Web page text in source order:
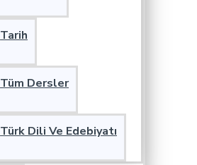
Tarih
Tüm Dersler
Türk Dili Ve Edebiyatı